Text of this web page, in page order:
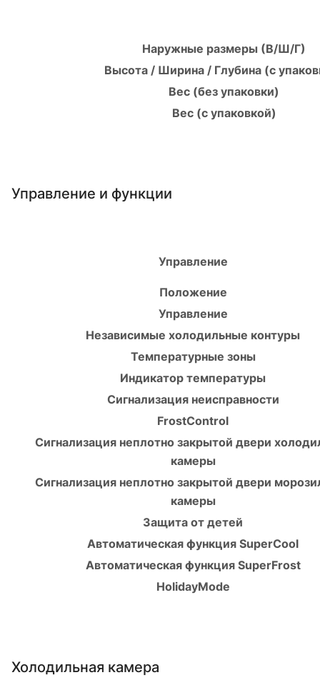
Наружные размеры (В/Ш/Г)
Высота / Ширина / Глубина (с
Вес (без упаковки)
Вес (с упаковкой)
Управление и функции
Управление
Положение
Управление
Независимые холодильные контуры
Температурные зоны
Индикатор температуры
Сигнализация неисправности
FrostControl
Сигнализация неплотно закрытой двери
камеры
Сигнализация неплотно закрытой двери
камеры
Защита от детей
Автоматическая функция SuperСool
Автоматическая функция SuperFrost
HolidayMode
Холодильная камера